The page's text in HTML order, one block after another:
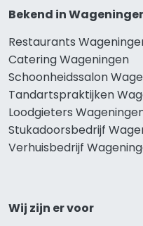
Bekend in
Restaurants
Catering Wageningen
Schoonheidssalon
Tandartspraktijken
Loodgieters
Stukadoorsbedrijf
Verhuisbedrijf
Wij zijn er voor